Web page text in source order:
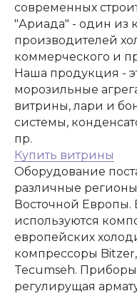
+7 994
98
современных
"Ариада" - один из
производителей
коммерческого и
Наша продукция -
морозильные
витрины, лари и
системы,
пр.
Купить витрины
Оборудование
различные
Восточной Европы.
используются
европейских
компрессоры
Tecumseh.
регулирущая